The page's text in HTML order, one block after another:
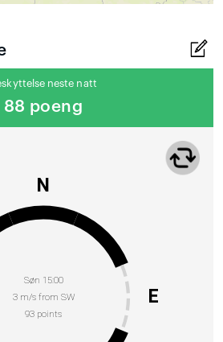
neste natt
88 poeng
Søn 15:00
3 m/s from SW
93 points
N
E